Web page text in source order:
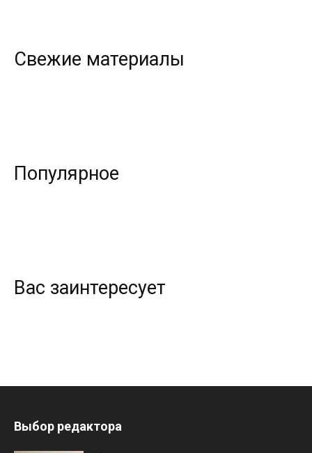
Свежие материалы
Популярное
Вас заинтересует
Выбор редактора